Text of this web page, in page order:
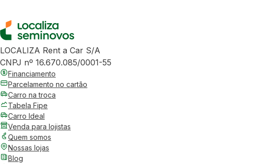
LOCALIZA Rent a Car S/A
CNPJ nº 16.670.085/0001-55
Financiamento
Parcelamento no cartão
Carro na troca
Tabela Fipe
Carro Ideal
Venda para lojistas
Quem somos
Nossas lojas
Blog